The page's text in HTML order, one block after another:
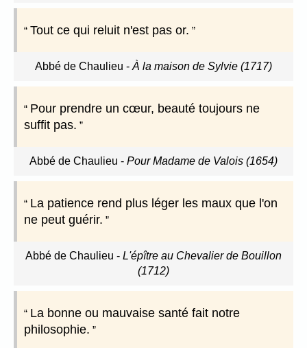
Tout ce qui reluit n'est pas or.
Abbé de Chaulieu - À la maison de Sylvie (1717)
Pour prendre un cœur, beauté toujours ne
suffit pas.
Abbé de Chaulieu - Pour Madame de Valois (1654)
La patience rend plus léger les maux que l'on
ne peut guérir.
Abbé de Chaulieu - L'épître au Chevalier de Bouillon
(1712)
La bonne ou mauvaise santé fait notre
philosophie.